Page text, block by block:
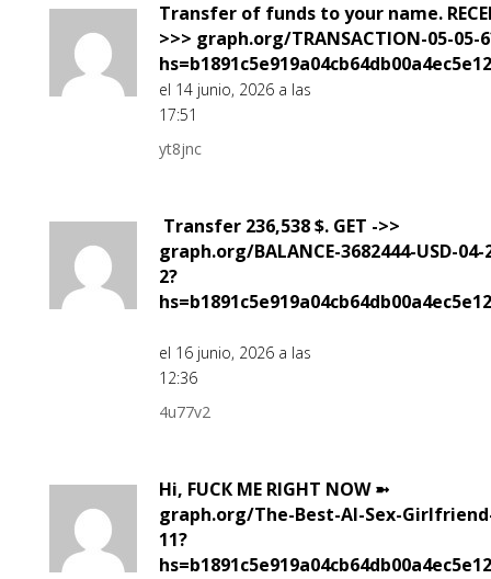
Transfer of funds to your name.
>>> graph.org/TRANSACTION-05-05-
el 14 junio, 2026 a las
17:51
yt8jnc
️ Transfer 236,538 $. GET ->>
graph.org/BALANCE-3682444-USD-04-
2?
el 16 junio, 2026 a las
12:36
4u77v2
Hi, FUСК ME RIGHT NOW ➼
graph.org/The-Best-AI-Sex-
11?